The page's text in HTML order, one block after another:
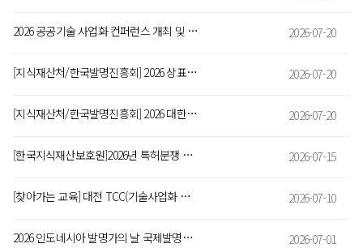
2026 공공기술 사업화 컨퍼런스 개최 및 참가신청 안내 2026-07-20
[지식재산처/한국발명진흥회] 2026 상표디자인권전 출품신청 안내 (~8. 27.) 2026-07-20
[지식재산처/한국발명진흥회] 2026 대한민국발명특허대전 출품신청 안내(~8. 26.) 2026-07-20
[한국지식재산보호원]2026년 특허분쟁 대응전략 지원사업 5차공고(대학·공공연) 2026-07-15
[찾아가는 교육] 대전 TCC(기술사업화 전문코디네이터) 양성과정 안내 2026-07-10
2026 인도네시아 발명가의 날 국제발명전시회 출품 모집 공고(~8/28) 2026-07-01